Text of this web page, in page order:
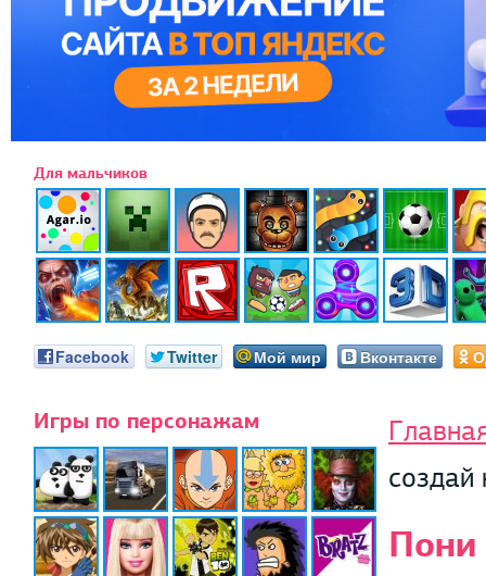
Для мальчиков
Facebook Twitter Мой мир Вконтакте
Игры по персонажам
создай
Пони